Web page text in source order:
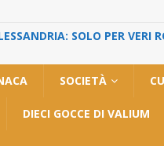
SOLO PER
SOCIETÀ
DIECI GOCCE DI VALIUM